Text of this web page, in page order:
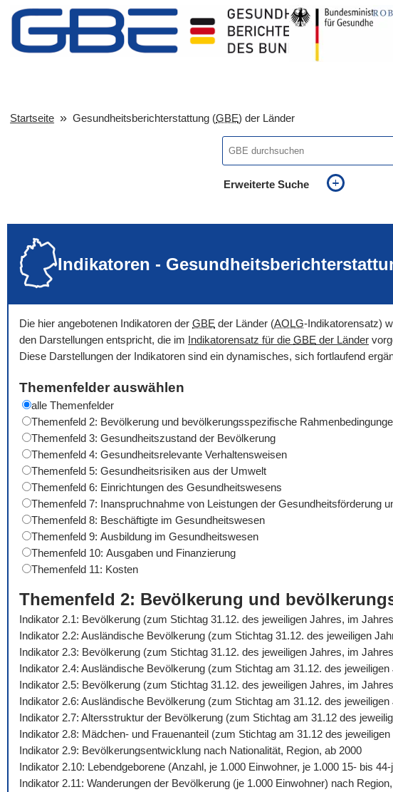
Startseite Gesundheitsberichterstattung (GBE) der Länder
Erweiterte Suche
Indikatoren -
Die hier angebotenen Indikatoren der GBE der Länder (AOLG-Indikatorensatz)
den Darstellungen entspricht, die im Indikatorensatz für die GBE der Länder
Diese Darstellungen der Indikatoren sind ein dynamisches, sich fortlaufend
Themenfelder auswählen
alle Themenfelder
Themenfeld 2: Bevölkerung und bevölkerungsspezifische
Themenfeld 3: Gesundheitszustand der Bevölkerung
Themenfeld 4: Gesundheitsrelevante Verhaltensweisen
Themenfeld 5: Gesundheitsrisiken aus der Umwelt
Themenfeld 6: Einrichtungen des Gesundheitswesens
Themenfeld 7: Inanspruchnahme von Leistungen der Gesundheitsförderung
Themenfeld 8: Beschäftigte im Gesundheitswesen
Themenfeld 9: Ausbildung im Gesundheitswesen
Themenfeld 10: Ausgaben und Finanzierung
Themenfeld 11: Kosten
Themenfeld 2: Bevölkerung und
Indikator 2.1: Bevölkerung (zum Stichtag 31.12. des jeweiligen Jahres, im
Indikator 2.2: Ausländische Bevölkerung (zum Stichtag 31.12. des jeweiligen
Indikator 2.3: Bevölkerung (zum Stichtag 31.12. des jeweiligen Jahres, im
Indikator 2.4: Ausländische Bevölkerung (zum Stichtag am 31.12. des
Indikator 2.5: Bevölkerung (zum Stichtag 31.12. des jeweiligen Jahres, im
Indikator 2.6: Ausländische Bevölkerung (zum Stichtag am 31.12. des
Indikator 2.7: Altersstruktur der Bevölkerung (zum Stichtag am 31.12 des
Indikator 2.8: Mädchen- und Frauenanteil (zum Stichtag am 31.12 des
Indikator 2.9: Bevölkerungsentwicklung nach Nationalität, Region, ab 2000
Indikator 2.10: Lebendgeborene (Anzahl, je 1.000 Einwohner, je 1.000 15- bis
Indikator 2.11: Wanderungen der Bevölkerung (je 1.000 Einwohner) nach